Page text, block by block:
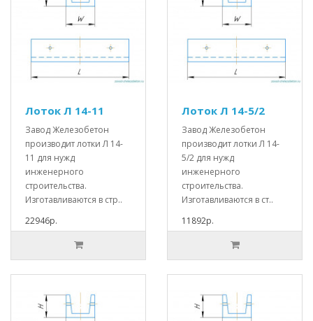
Лоток Л 14-11
Завод Железобетон
производит лотки Л 14-
11 для нужд
инженерного
строительства.
Изготавливаются в стр..
22946р.
Лоток Л 14-5/2
Завод Железобетон
производит лотки Л 14-
5/2 для нужд
инженерного
строительства.
Изготавливаются в ст..
11892р.